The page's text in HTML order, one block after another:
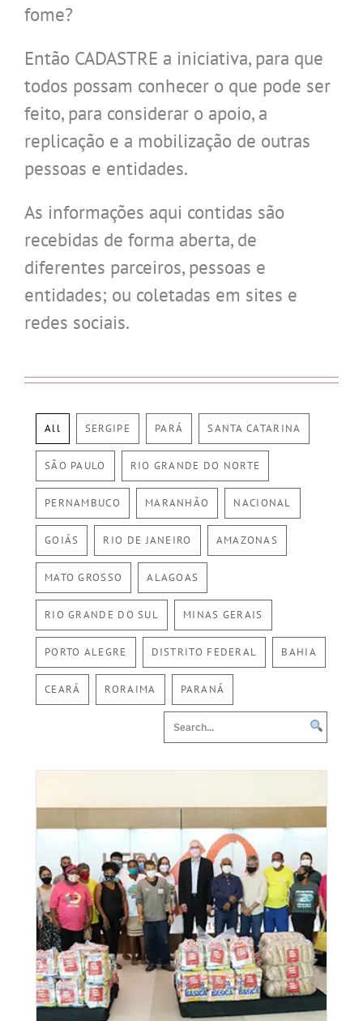
fome?
Então CADASTRE a iniciativa, para que
todos possam conhecer o que pode ser
feito, para considerar o apoio, a
replicação e a mobilização de outras
pessoas e entidades.
As informações aqui contidas são
recebidas de forma aberta, de
diferentes parceiros, pessoas e
entidades; ou coletadas em sites e
redes sociais.
All SERGIPE PARÁ SANTA CATARINA
SÃO PAULO RIO GRANDE DO NORTE
PERNAMBUCO MARANHÃO NACIONAL
GOIÁS RIO DE JANEIRO AMAZONAS
MATO GROSSO ALAGOAS
RIO GRANDE DO SUL MINAS GERAIS
PORTO ALEGRE DISTRITO FEDERAL BAHIA
CEARÁ RORAIMA PARANÁ